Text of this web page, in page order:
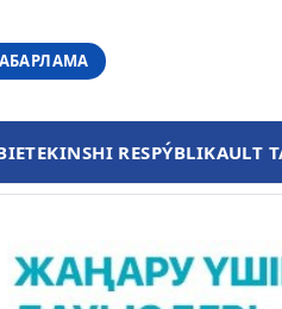
EKINSHI RESPÝBLIKAULT